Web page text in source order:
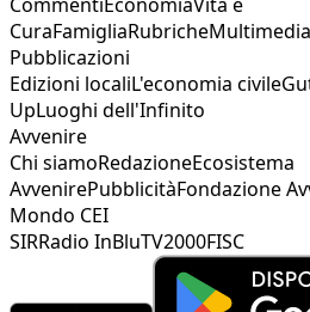
CuraFamigliaRubricheMultimedia
Pubblicazioni
Edizioni localiL'economia civile
UpLuoghi dell'Infinito
Avvenire
Chi siamoRedazioneEcosistema
AvvenirePubblicitàFondazione
Mondo CEI
SIRRadio InBluTV2000FISC